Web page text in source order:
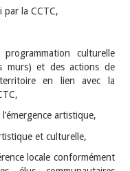
par la CCTC,
culturelle
murs) et des actions de
en lien avec la
artistique,
et culturelle,
locale conformément